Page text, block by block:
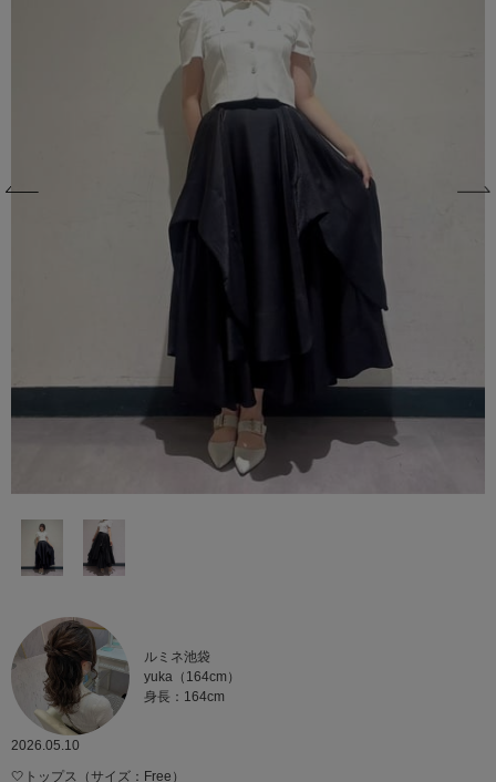
ルミネ池袋
yuka（164cm）
身長：164cm
2026.05.10
🤍トップス（サイズ：Free）